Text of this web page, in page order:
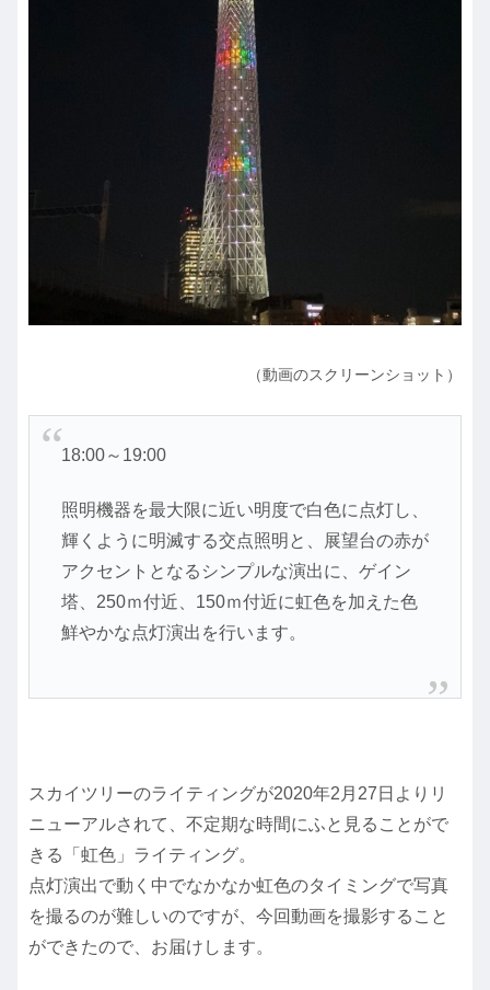
（動画のスクリーンショット）
18:00～19:00
照明機器を最大限に近い明度で白色に点灯し、
輝くように明滅する交点照明と、展望台の赤が
アクセントとなるシンプルな演出に、ゲイン
塔、250ｍ付近、150ｍ付近に虹色を加えた色
鮮やかな点灯演出を行います。
スカイツリーのライティングが2020年2月27日よりリ
ニューアルされて、不定期な時間にふと見ることがで
きる「虹色」ライティング。
点灯演出で動く中でなかなか虹色のタイミングで写真
を撮るのが難しいのですが、今回動画を撮影すること
ができたので、お届けします。